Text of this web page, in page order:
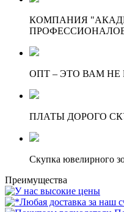
КОМПАНИЯ
ОПТ – ЭТО ВАМ
ПЛАТЫ ДОРОГО
Скупка ювелирного
Преимущества